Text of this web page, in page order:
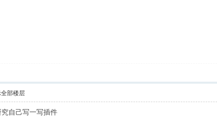
全部楼层
自己写一写插件